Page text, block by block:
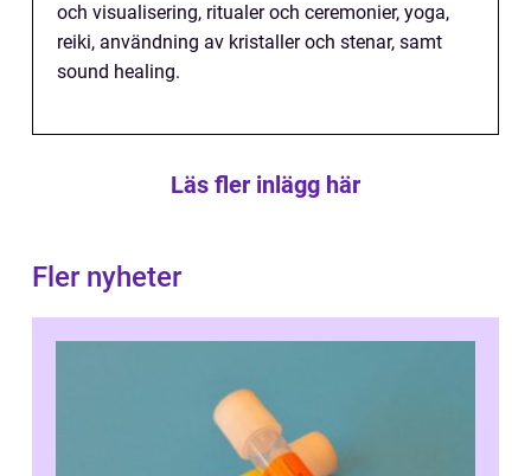
och visualisering, ritualer och ceremonier, yoga,
reiki, användning av kristaller och stenar, samt
sound healing.
Läs fler inlägg här
Fler nyheter